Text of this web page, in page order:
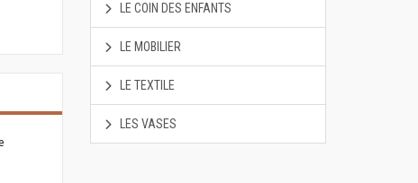
LE COIN DES ENFANTS
LE MOBILIER
LE TEXTILE
LES VASES